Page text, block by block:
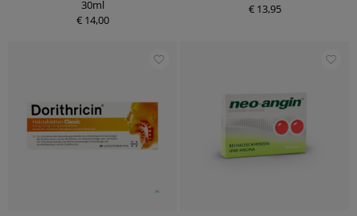
30ml
€ 14,00
€ 13,95